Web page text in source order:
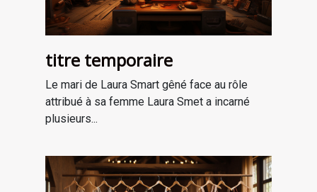
titre temporaire
Le mari de Laura Smart gêné face au rôle
attribué à sa femme Laura Smet a incarné
plusieurs...